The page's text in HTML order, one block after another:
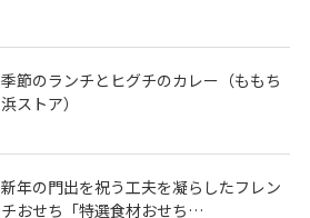
季節のランチとヒグチのカレー（ももち
浜ストア）
新年の門出を祝う工夫を凝らしたフレン
チおせち「特選食材おせち…